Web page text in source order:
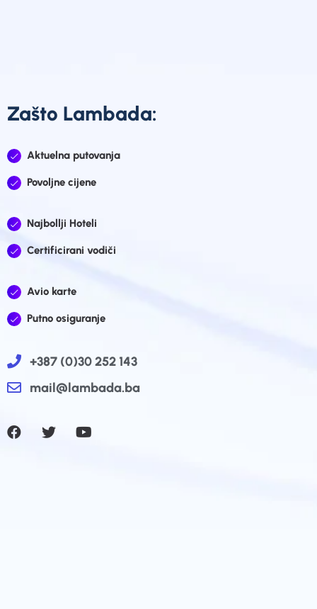
Zašto Lambada:
Aktuelna putovanja
Povoljne cijene
Najbollji Hoteli
Certificirani vodiči
Avio karte
Putno osiguranje
+387 (0)30 252 143
mail@lambada.ba